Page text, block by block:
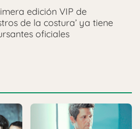
edición VIP de
de la costura’ ya tiene
oficiales